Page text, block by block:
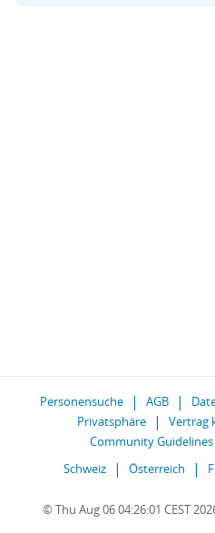
Personensuche AGB
Privatsphäre
Vertrag
Community Guidelines
Schweiz
Österreich
© Thu Aug 06 04:26:01 CEST